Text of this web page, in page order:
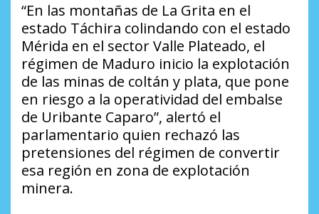
“En las montañas de La Grita en el
estado Táchira colindando con el estado
Mérida en el sector Valle Plateado, el
régimen de Maduro inicio la explotación
de las minas de coltán y plata, que pone
en riesgo a la operatividad del embalse
de Uribante Caparo”, alertó el
parlamentario quien rechazó las
pretensiones del régimen de convertir
esa región en zona de explotación
minera.